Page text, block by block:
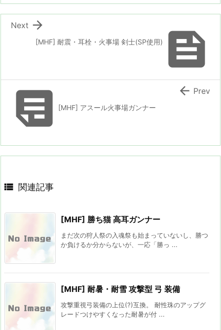

[MHF] 耐震・耳栓・火事場 剣士(SP使用)

Next
[MHF] アスール火事場ガンナー
 Prev
 関連記事
[MHF] 勝ち猫 高耳ガンナー
まだ次の狩人祭の入魂祭も始まっていないし、勝つ
か負けるか分からないが、一応「勝っ ...
[MHF] 耐暑・耐雪 攻撃型 弓 装備
攻撃重視弓装備の上位(?)互換。 耐性珠のアップグ
レードつけやすくなった耐暑が付 ...